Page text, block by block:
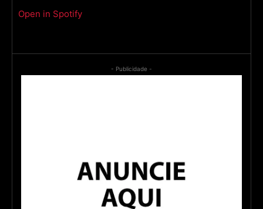
Open in Spotify
- Publicidade -